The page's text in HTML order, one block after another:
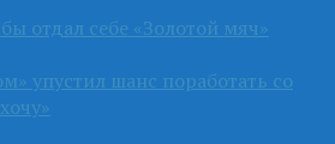
отдал себе «Золотой мяч»
упустил шанс поработать со